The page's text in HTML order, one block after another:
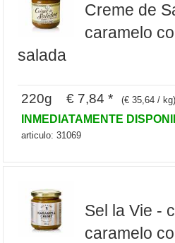
Creme de
caramelo
salada
220g € 7,84 * (€ 35,64 / kg)
INMEDIATAMENTE
articulo: 31069
Sel la Vie -
caramelo